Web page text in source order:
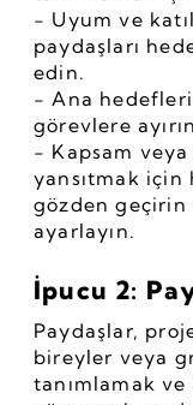
- Uyum ve
paydaşları
edin.
- Ana
görevlere
- Kapsam
yansıtmak
gözden
ayarlayın.
İpucu 2:
Paydaşlar,
bireyler veya
tanımlamak